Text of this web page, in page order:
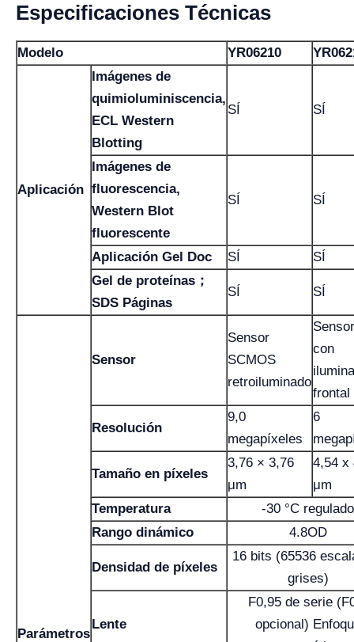
Especificaciones Técnicas
Modelo YR06210
Aplicación
Imágenes de
quimioluminiscencia,
ECL Western
Blotting
SÍ SÍ
Imágenes de
fluorescencia,
Western Blot
fluorescente
SÍ SÍ
Aplicación Gel Doc SÍ
SÍ
Gel de proteínas；
SDS Páginas
SÍ SÍ
Parámetros
Sensor
Sensor
SCMOS
retroiluminado
con
frontal
Resolución
9,0
megapíxeles
6
Tamaño en píxeles
3,76 × 3,76
μm
4,54 x
μm
Temperatura
-30 °C regulado
Rango dinámico
4.8OD
Densidad de píxeles
16 bits (65536
grises)
Lente
F0,95 de serie
opcional)